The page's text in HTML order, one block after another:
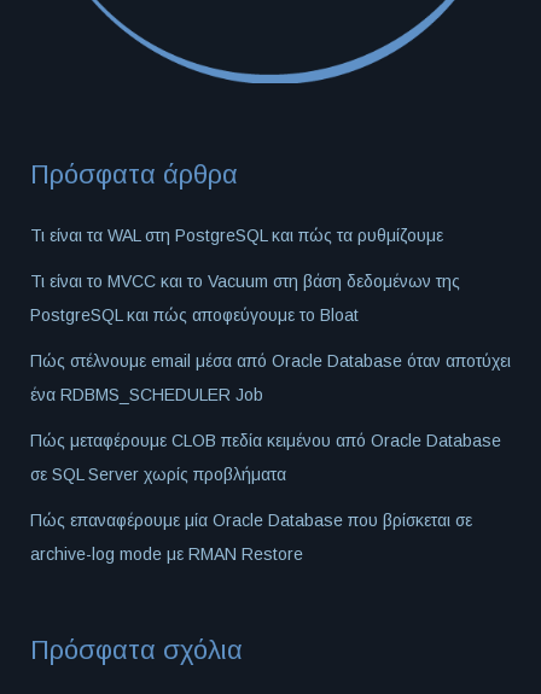
Πρόσφατα άρθρα
Τι είναι τα WAL στη PostgreSQL και πώς τα ρυθμίζουμε
Τι είναι το MVCC και το Vacuum στη βάση δεδομένων της
PostgreSQL και πώς αποφεύγουμε το Bloat
Πώς στέλνουμε email μέσα από Oracle Database όταν αποτύχει
ένα RDBMS_SCHEDULER Job
Πώς μεταφέρουμε CLOB πεδία κειμένου από Oracle Database
σε SQL Server χωρίς προβλήματα
Πώς επαναφέρουμε μία Oracle Database που βρίσκεται σε
archive-log mode με RMAN Restore
Πρόσφατα σχόλια